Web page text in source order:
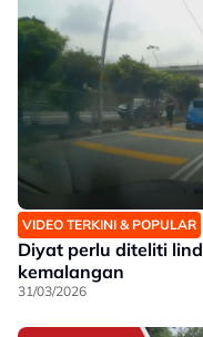
VIDEO TERKINI & POPULAR
Diyat perlu diteliti
kemalangan
31/03/2026